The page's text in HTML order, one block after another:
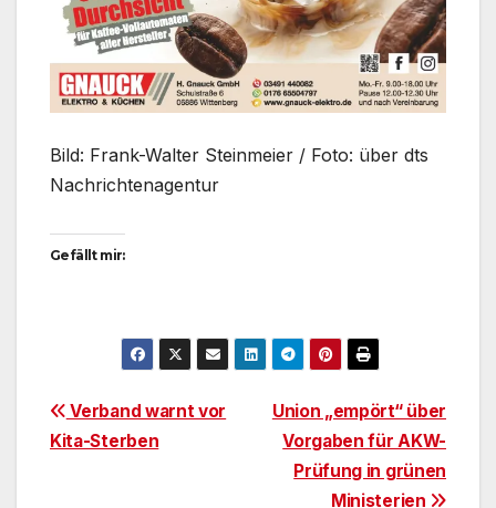
Bild: Frank-Walter Steinmeier / Foto: über dts
Nachrichtenagentur
Gefällt mir:
Beitragsnavigation
Union „empört“ über
Vorgaben für AKW-
Prüfung in grünen
Ministerien
Verband warnt vor
Kita-Sterben